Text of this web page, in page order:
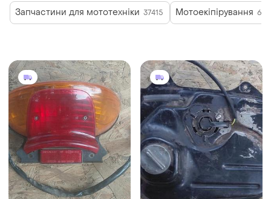
Запчастини для мототехніки 37415 Мотоекіпірування